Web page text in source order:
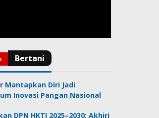
Mantapkan Diri Jadi
Inovasi Pangan Nasional
DPN HKTI 2025–2030: Akhiri